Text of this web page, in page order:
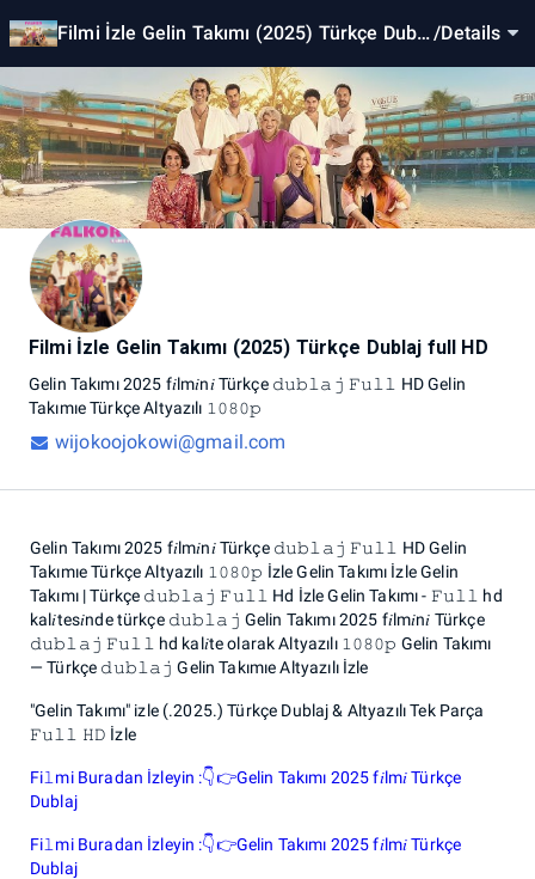
Filmi İzle Gelin Takımı (2025) Türkçe Dubla/Details
Filmi İzle Gelin Takımı (2025) Türkçe Dublaj full HD
Gelin Takımı 2025 f𝑖lm𝑖n𝑖 Türkçe 𝚍𝚞𝚋𝚕𝚊𝚓 𝙵𝚞𝚕𝚕 HDGelin
TakımıeTürkçe Altyazılı 𝟷𝟶𝟾𝟶𝚙
wijokoojokowi@gmail.com
Gelin Takımı 2025 f𝑖lm𝑖n𝑖 Türkçe 𝚍𝚞𝚋𝚕𝚊𝚓 𝙵𝚞𝚕𝚕 HD Gelin
Takımıe Türkçe Altyazılı 𝟷𝟶𝟾𝟶𝚙 İzle Gelin Takımı İzle Gelin
Takımı | Türkçe 𝚍𝚞𝚋𝚕𝚊𝚓 𝙵𝚞𝚕𝚕 Hd İzle Gelin Takımı - 𝙵𝚞𝚕𝚕 hd
kal𝑖tes𝑖nde türkçe 𝚍𝚞𝚋𝚕𝚊𝚓 Gelin Takımı 2025 f𝑖lm𝑖n𝑖 Türkçe
𝚍𝚞𝚋𝚕𝚊𝚓 𝙵𝚞𝚕𝚕 hd kal𝑖te olarak Altyazılı 𝟷𝟶𝟾𝟶𝚙 Gelin Takımı
— Türkçe 𝚍𝚞𝚋𝚕𝚊𝚓 Gelin Takımıe Altyazılı İzle
"Gelin Takımı" izle (.2025.) Türkçe Dublaj & Altyazılı Tek Parça
𝙵𝚞𝚕𝚕 𝙷𝙳 İzle
Fi𝚕mi Buradan İzleyin :👇👉Gelin Takımı 2025 f𝑖lm𝑖 Türkçe
Dublaj
Fi𝚕mi Buradan İzleyin :👇👉Gelin Takımı 2025 f𝑖lm𝑖 Türkçe
Dublaj